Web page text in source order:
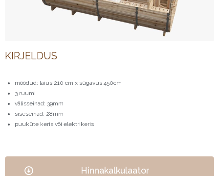
KIRJELDUS
mõõdud: laius 210 cm x sügavus 450cm
3 ruumi
välisseinad: 39mm
siseseinad: 28mm
puuküte keris või elektrikeris
Hinnakalkulaator